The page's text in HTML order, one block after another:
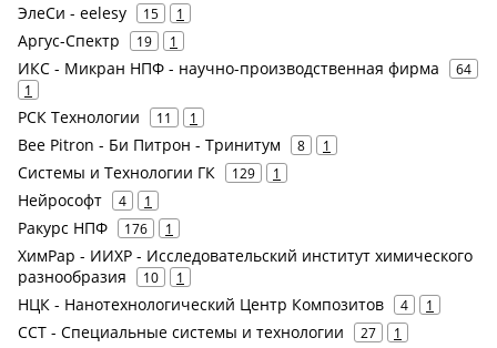
ЭлеСи - eelesy 15 1
Аргус-Спектр 19 1
ИКС - Микран НПФ - научно-производственная фирма
64
1
РСК Технологии 11 1
Bee Pitron - Би Питрон - Тринитум 8 1
Системы и Технологии ГК 129 1
Нейрософт 4 1
Ракурс НПФ 176 1
ХимРар - ИИХР - Исследовательский институт химического
разнообразия
10 1
НЦК - Нанотехнологический Центр Композитов 4 1
ССТ - Специальные системы и технологии 27 1